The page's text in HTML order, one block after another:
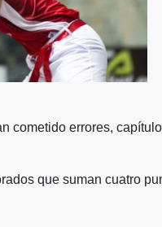
cometido errores,
que suman cuatro